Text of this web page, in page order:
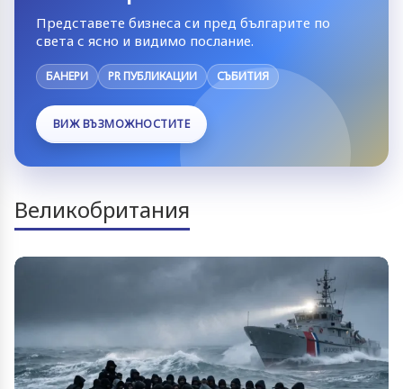
Представете бизнеса си пред българите по
света с ясно и видимо послание.
БАНЕРИ PR ПУБЛИКАЦИИ СЪБИТИЯ
ВИЖ ВЪЗМОЖНОСТИТЕ
Великобритания